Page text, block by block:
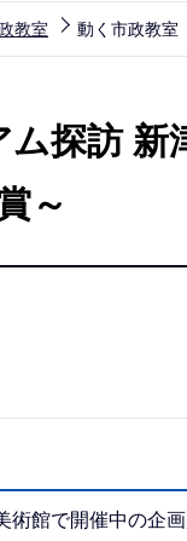
教室 動く市政教室
探訪 新
～
術館で開催中の企